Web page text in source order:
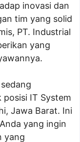
inovasi dan
tim yang solid
PT. Industrial
yang
IT System
Jawa Barat. Ini
yang ingin
yang